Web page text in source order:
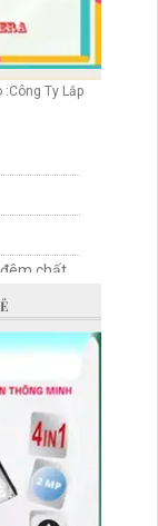
:Công Ty Lắp
chất
ảnh sắt nét
hình ảnh